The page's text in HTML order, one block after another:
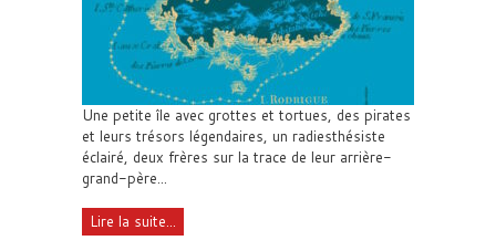
Une petite île avec grottes et tortues, des pirates
et leurs trésors légendaires, un radiesthésiste
éclairé, deux frères sur la trace de leur arrière-
grand-père...
Lire la suite...